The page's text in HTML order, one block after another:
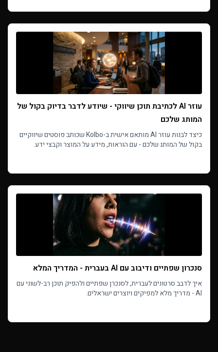
עוזר AI לכתיבת תוכן שיווקי - שיודע לדבר בדיוק בקול של
המותג שלכם
כיצד לבנות עוזר AI מותאם אישית ב-Kolbo שכותב פוסטים שיווקיים
בקול של המותג שלכם - עם הוראות, מידע על המוצר וקבצי ידע.
סנכרון שפתיים ודיבוב עם AI בעברית - המדריך המלא
איך לדבב סרטונים לעברית, לסנכרן שפתיים ולהפיק תוכן רב-לשוני עם
AI - מדריך מלא למפיקים ויוצרים ישראלים.